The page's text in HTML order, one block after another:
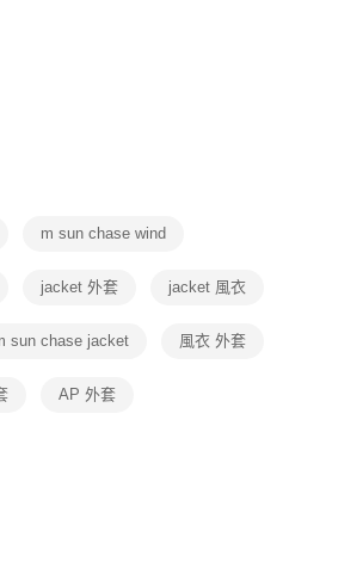
先享後付」後，將跳轉至「AFTEE先享後付」
將收到繳費通知簡訊。
14天內，點擊此簡訊中的連結，可透過四大超商／
方式進行付款，方視為交易完成。
先享後付 」之結帳頁面顯示為準，若有關於
取消欲退款等相關疑問，請聯繫「AFTEE先享後付
support/home
有限公司提供之「AFTEE先享後付」服務完成之交
限公司。
先徵得法定代理人或監護人之同意方可使用
付」時，將依據個別帳號之用戶狀況，依本公司即
含以上)免運費
含以上)免運費
m sun chase wind
jacket 外套 jacket 風衣
sun chase jacket 風衣 外套
AP 外套